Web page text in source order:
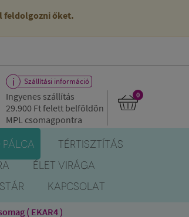
feldolgozni őket.
Szállítási információ
Ingyenes szállítás
29.900 Ftfelett belföldön
MPL csomagpontra
0
PÁLCA
TÉRTISZTÍTÁS
ÉLET VIRÁGA
KAPCSOLAT
( EKAR4 )